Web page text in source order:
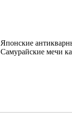
Японские
Самурайские мечи